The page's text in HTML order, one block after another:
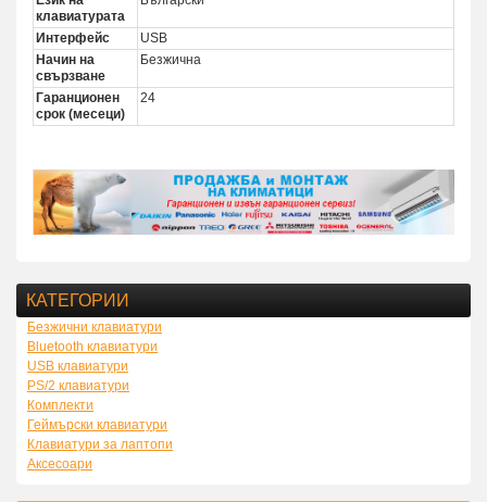
клавиатурата
Интерфейс
USB
Начин на
свързване
Безжична
Гаранционен
срок (месеци)
24
КАТЕГОРИИ
Безжични клавиатури
Bluetooth клавиатури
USB клавиатури
PS/2 клавиатури
Комплекти
Геймърски клавиатури
Клавиатури за лаптопи
Аксесоари